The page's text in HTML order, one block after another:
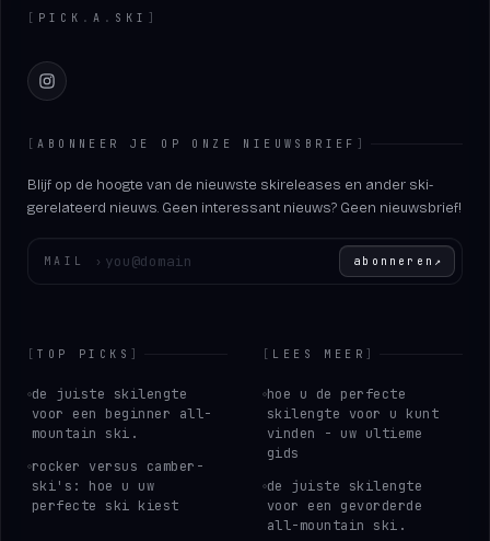
[ PICK . A . SKI ]
Instagram
[ABONNEER JE OP ONZE NIEUWSBRIEF ]
Blijf op de hoogte van de nieuwste skireleases en ander ski-
gerelateerd nieuws. Geen interessant nieuws? Geen nieuwsbrief!
MAIL › abonneren ↗
[TOP PICKS ]
de juiste skilengte
voor een beginner all-
mountain ski.
rocker versus camber-
ski's: hoe u uw
perfecte ski kiest
[ LEES MEER ]
hoe u de perfecte
skilengte voor u kunt
vinden - uw ultieme
gids
de juiste skilengte
voor een gevorderde
all-mountain ski.